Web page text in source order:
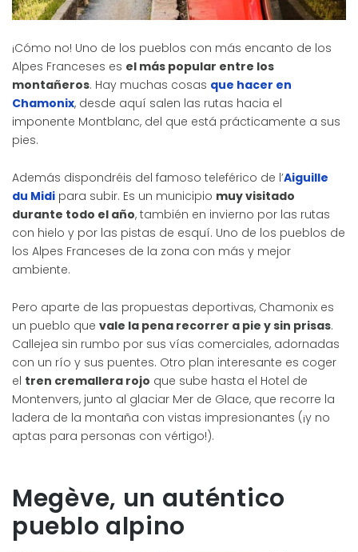
¡Cómo no! Uno de los pueblos con más encanto de los
Alpes Franceses es el más popular entre los
montañeros. Hay muchas cosas que hacer en
Chamonix, desde aquí salen las rutas hacia el
imponente Montblanc, del que está prácticamente a sus
pies.
Además dispondréis del famoso teleférico de l’Aiguille
du Midi para subir. Es un municipio muy visitado
durante todo el año, también en invierno por las rutas
con hielo y por las pistas de esquí. Uno de los pueblos de
los Alpes Franceses de la zona con más y mejor
ambiente.
Pero aparte de las propuestas deportivas, Chamonix es
un pueblo que vale la pena recorrer a pie y sin prisas.
Callejea sin rumbo por sus vías comerciales, adornadas
con un río y sus puentes. Otro plan interesante es coger
el tren cremallera rojo que sube hasta el Hotel de
Montenvers, junto al glaciar Mer de Glace, que recorre la
ladera de la montaña con vistas impresionantes (¡y no
aptas para personas con vértigo!).
Megève, un auténtico
pueblo alpino